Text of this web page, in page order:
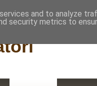
and to analyze
security metrics to